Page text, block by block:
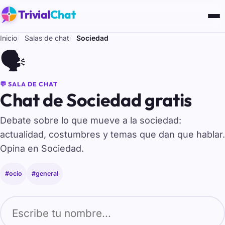
TrivialChat
Inicio Salas de chat Sociedad
🗣️
💬 SALA DE CHAT
Chat de Sociedad gratis
Debate sobre lo que mueve a la sociedad:
actualidad, costumbres y temas que dan que hablar.
Opina en Sociedad.
#ocio #general